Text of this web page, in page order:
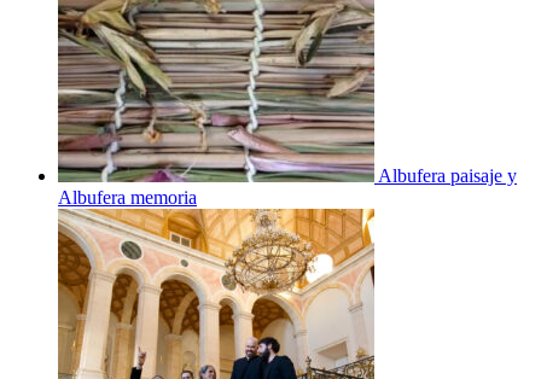
Albufera paisaje y
Albufera memoria